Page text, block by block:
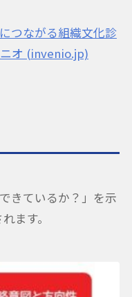
つながる組織文化診
オ (invenio.jp)
きているか？」を示
ます。